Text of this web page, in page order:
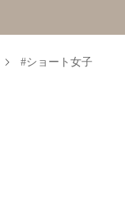
#ショート女子